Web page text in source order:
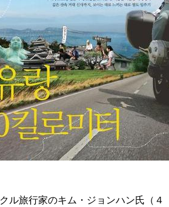
ル旅行家のキム・ジョンハン氏（４